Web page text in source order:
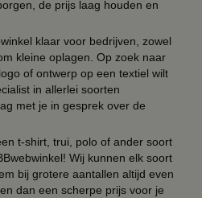
de prijs laag houden en
klaar voor bedrijven, zowel
kleine oplagen. Op zoek naar
of ontwerp op een textiel wilt
in allerlei soorten
met je in gesprek over de
t-shirt, trui, polo of ander soort
Wij kunnen elk soort
bij grotere aantallen altijd even
dan een scherpe prijs voor je